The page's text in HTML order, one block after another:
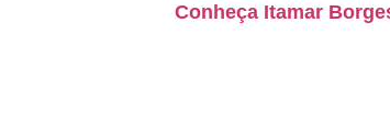
Conheça Itamar